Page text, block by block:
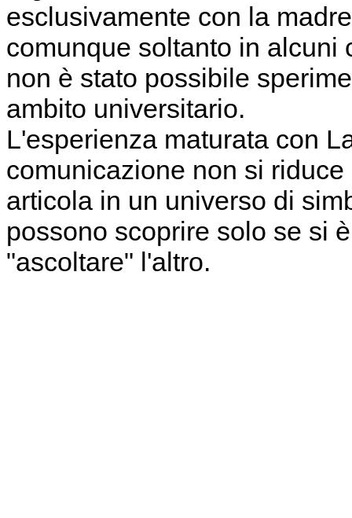
esclusivamente con la
comunque soltanto in alcuni
non è stato possibile
ambito universitario.
L'esperienza maturata con
comunicazione non si
articola in un universo di
possono scoprire solo se si
"ascoltare" l'altro.